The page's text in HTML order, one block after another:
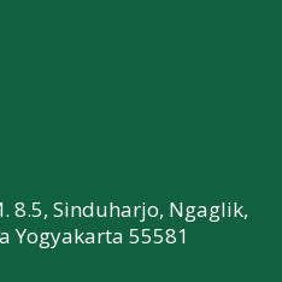
8.5, Sinduharjo, Ngaglik,
Yogyakarta 55581